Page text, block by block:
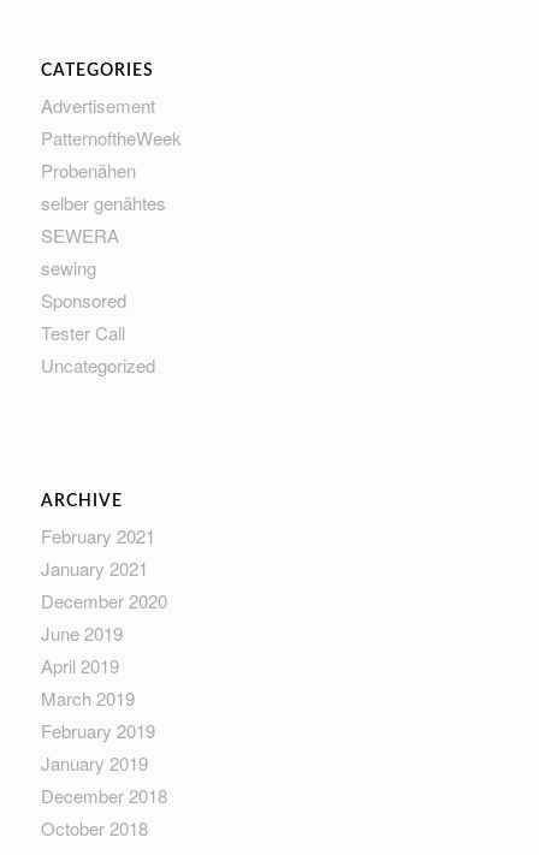
CATEGORIES
Advertisement
PatternoftheWeek
Probenähen
selber genähtes
SEWERA
sewing
Sponsored
Tester Call
Uncategorized
ARCHIVE
February 2021
January 2021
December 2020
June 2019
April 2019
March 2019
February 2019
January 2019
December 2018
October 2018